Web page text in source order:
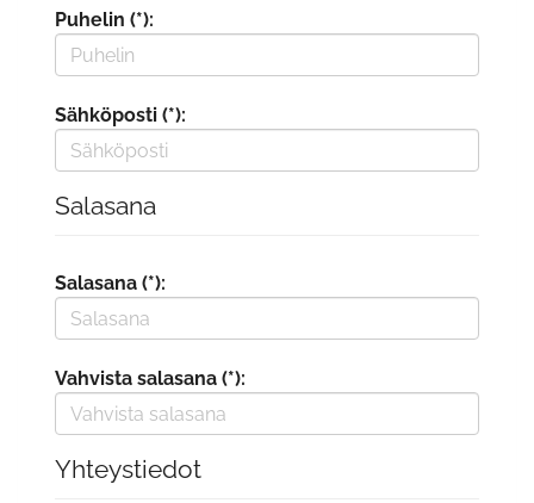
Puhelin (*):
Sähköposti (*):
Salasana
Salasana (*):
Vahvista salasana (*):
Yhteystiedot